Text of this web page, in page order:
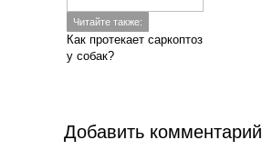
Читайте также:
Как протекает саркоптоз
у собак?
Добавить комментарий